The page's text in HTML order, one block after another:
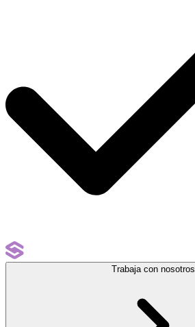
Trabaja con nosotros